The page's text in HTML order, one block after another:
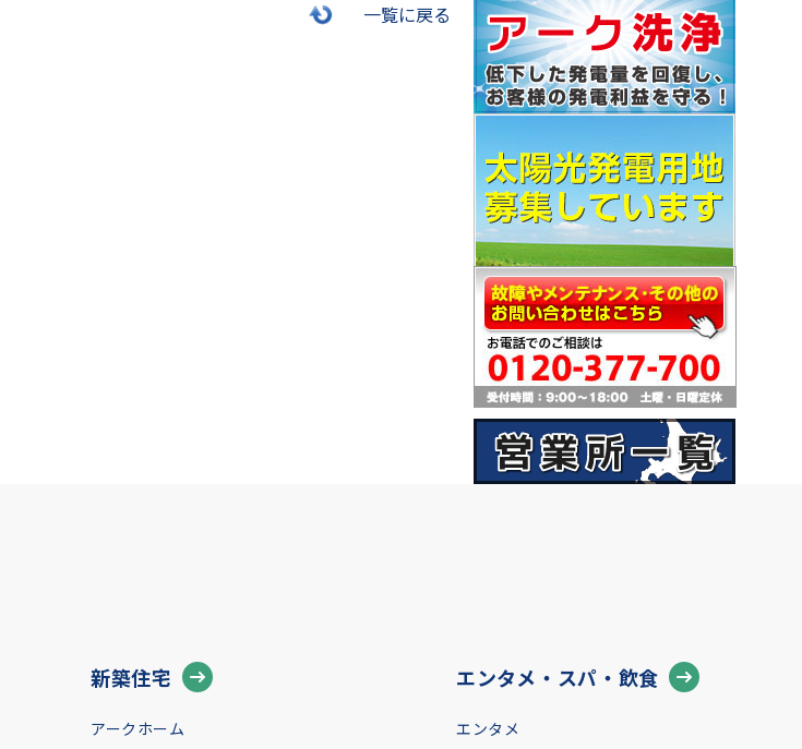
一覧に戻る
新築住宅
アークホーム
エンタメ・スパ・飲食
エンタメ